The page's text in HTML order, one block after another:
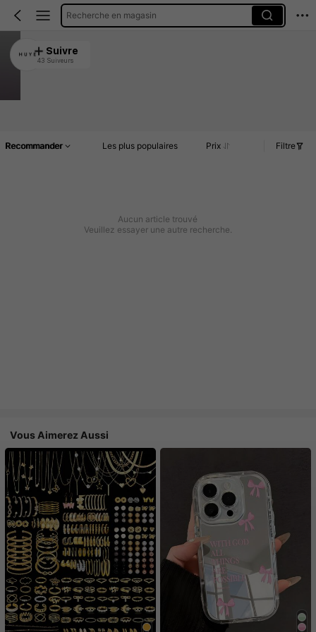
Recherche en magasin
H U Y E
4.95
Suivre
43 Suiveurs
Recommander Les plus populaires Prix Filtre
Aucun article trouvé
Veuillez essayer une autre recherche.
Vous Aimerez Aussi